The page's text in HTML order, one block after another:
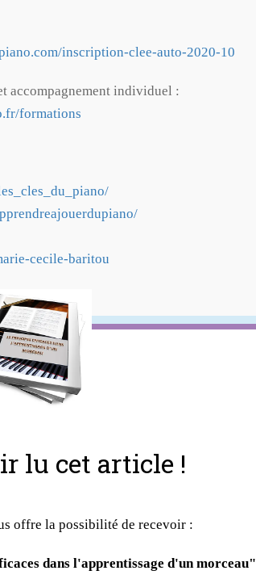
inscription-clee-auto-2020-10
accompagnement individuel :
formations
cecile-baritou
lu cet article !
offre la possibilité de recevoir :
dans l'apprentissage d'un morceau"